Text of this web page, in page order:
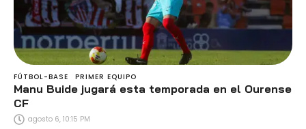
FÚTBOL-BASE PRIMER EQUIPO
Manu Buide jugará esta temporada en el Ourense
CF
agosto 6, 10:15 PM